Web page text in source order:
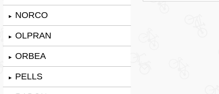
► NORCO
► OLPRAN
► ORBEA
► PELLS